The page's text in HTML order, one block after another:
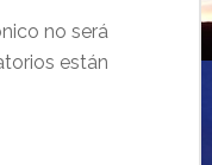
no será
están